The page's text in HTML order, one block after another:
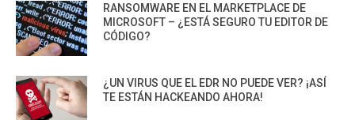
RANSOMWARE EN EL MARKETPLACE DE
MICROSOFT – ¿ESTÁ SEGURO TU EDITOR DE
CÓDIGO?
¿UN VIRUS QUE EL EDR NO PUEDE VER? ¡ASÍ
TE ESTÁN HACKEANDO AHORA!